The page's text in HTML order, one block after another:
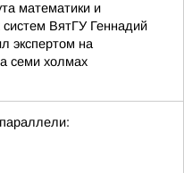
математики и
ВятГУ Геннадий
экспертом на
семи холмах